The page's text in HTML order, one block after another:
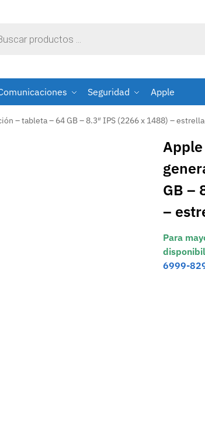
Seguridad Apple
– tableta – 64 GB – 8.3″ IPS (2266 x 1488) –
GB –
–
Para
6999-